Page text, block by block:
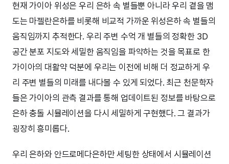
현재 가이아 위성은 우리 은하 속 별들뿐 아니라 우리 곁을 맴
도는 마젤란은하를 비롯해 비교적 가까운 위성은하 속 별들의
움직임까지 추적한다. 우리 주변 수억 개 별들의 정확한 3D
공간 분포 지도와 세밀한 움직임을 파악하는 것을 목표로 한
가이아의 대활약 덕분에 우리는 이전에 비해 더 정교하게 우
리 주변 별들의 미래를 내다볼 수 있게 되었다. 최근 천문학자
들은 가이아의 관측 결과를 통해 업데이트된 정보를 바탕으로
은하 충돌 시뮬레이션을 다시 세밀하게 구현했다. 그 결과가
굉장히 흥미롭다.
우리 은하와 안드로메다은하만 세팅한 상태에서 시뮬레이션